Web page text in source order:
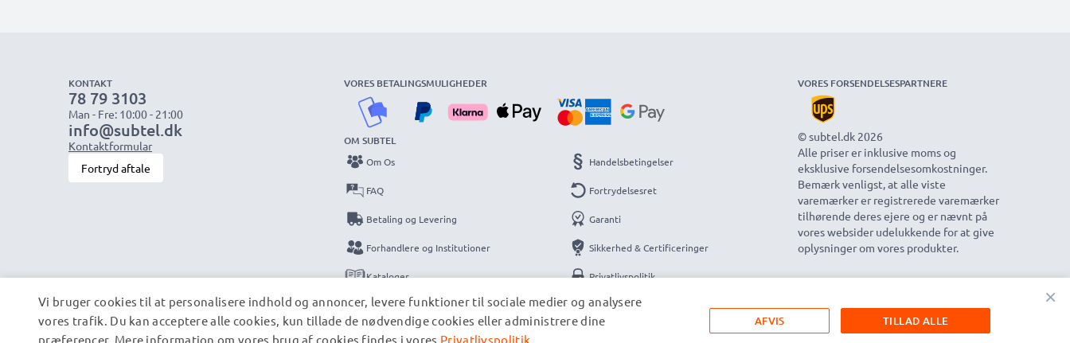
KONTAKT
78 79 3103
Man - Fre: 10:00 - 21:00
info@subtel.dk
Kontaktformular
Fortryd aftale
VORES BETALINGSMULIGHEDER
OM SUBTEL
Om Os
FAQ
Betaling og Levering
Forhandlere og Institutioner
Kataloger
Kontakt
Handelsbetingelser
Fortrydelsesret
Garanti
Sikkerhed & Certificeringer
Privatlivspolitik
Information
VORES FORSENDELSESPARTNERE
© subtel.dk 2026
Alle priser er inklusive moms og
eksklusive forsendelsesomkostninger.
Bemærk venligst, at alle viste
varemærker er registrerede varemærker
tilhørende deres ejere og er nævnt på
vores websider udelukkende for at give
oplysninger om vores produkter.
×
Vi bruger cookies til at personalisere indhold og annoncer, levere funktioner til sociale medier og analysere
vores trafik. Du kan acceptere alle cookies, kun tillade de nødvendige cookies eller administrere dine
præferencer. Mere information om vores brug af cookies findes i vores Privatlivspolitik
TILLAD ALLE
AFVIS